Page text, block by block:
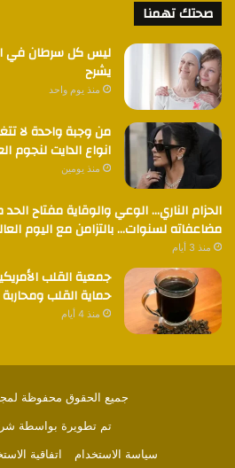
صحتك تهمنا
ليس كل سرطان في
يشرح
منذ يوم واحد
من وجبة واحدة لا
انواع الدايت لنجوم
منذ يومين
الحزام الناري… الوعي والوقاية مفتاح
مضاعفاته لسنوات… بالتزامن مع اليوم
منذ 3 أيام
جمعية القلب
حماية القلب
منذ 4 أيام
جميع الحقوق محفوظة
تم تطويرة بواسطة
سياسة الاستخدام
اتفاقية